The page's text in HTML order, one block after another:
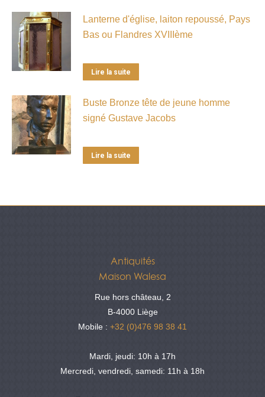
Lanterne d'église, laiton repoussé, Pays
Bas ou Flandres XVIIIème
Lire la suite
Buste Bronze tête de jeune homme
signé Gustave Jacobs
Lire la suite
Antiquités
Maison Walesa
Rue hors château, 2
B-4000 Liège
Mobile : +32 (0)476 98 38 41
Mardi, jeudi: 10h à 17h
Mercredi, vendredi, samedi: 11h à 18h